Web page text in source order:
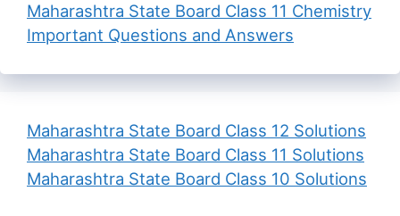
Maharashtra State Board Class 11 Chemistry
Important Questions and Answers
Maharashtra State Board Class 12 Solutions
Maharashtra State Board Class 11 Solutions
Maharashtra State Board Class 10 Solutions